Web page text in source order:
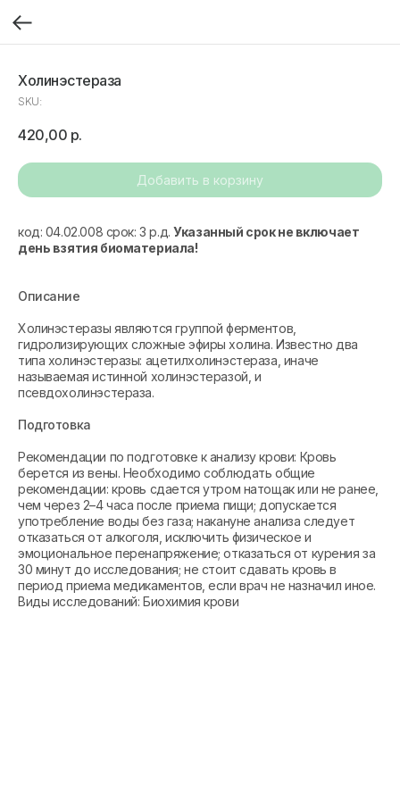
Холинэстераза
SKU:
420,00 р.
Добавить в корзину
код: 04.02.008 срок: 3 р.д.Указанный срок не включает
день взятия биоматериала!
Описание
Холинэстеразы являются группой ферментов,
гидролизирующих сложные эфиры холина. Известно два
типа холинэстеразы: ацетилхолинэстераза, иначе
называемая истинной холинэстеразой, и
псевдохолинэстераза.
Подготовка
Рекомендации по подготовке к анализу крови: Кровь
берется из вены. Необходимо соблюдать общие
рекомендации: кровь сдается утром натощак или не ранее,
чем через 2–4 часа после приема пищи; допускается
употребление воды без газа; накануне анализа следует
отказаться от алкоголя, исключить физическое и
эмоциональное перенапряжение; отказаться от курения за
30 минут до исследования; не стоит сдавать кровь в
период приема медикаментов, если врач не назначил иное.
Виды исследований: Биохимия крови